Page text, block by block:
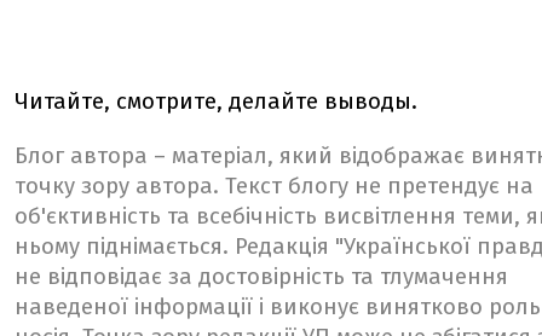
Читайте, смотрите, делайте выводы.
Блог автора – матеріал, який відображає
точку зору автора. Текст блогу не претендує на
об'єктивність та всебічність висвітлення теми,
ньому піднімається. Редакція "Української
не відповідає за достовірність та тлумачення
наведеної інформації і виконує винятково роль